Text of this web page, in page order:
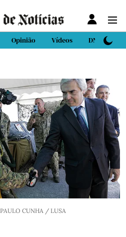
Opinião Vídeos DN Sport
PAULO CUNHA / LUSA